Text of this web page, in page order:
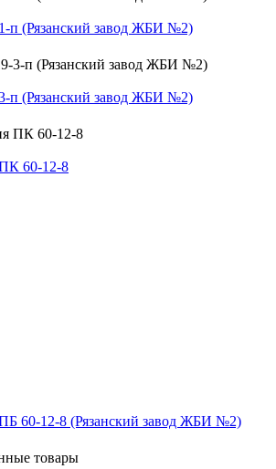
п (Рязанский завод ЖБИ №2)
п (Рязанский завод ЖБИ №2)
60-12-8
60-12-8 (Рязанский завод ЖБИ №2)
товары